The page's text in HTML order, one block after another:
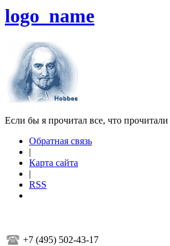
logo_name
Если бы я прочитал все, что
Обратная связь
|
Карта сайта
|
RSS
+7 (495) 502-43-17